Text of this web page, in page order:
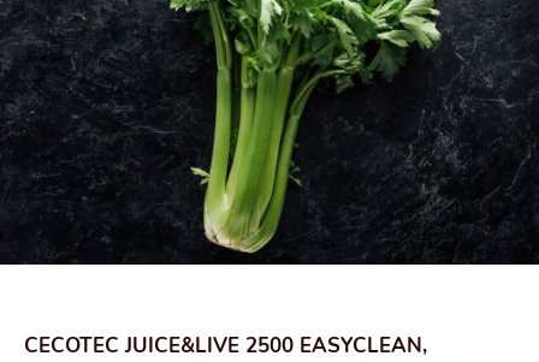
CECOTEC JUICE&LIVE 2500 EASYCLEAN,